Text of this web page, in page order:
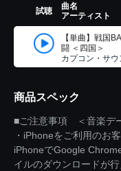
試聴
曲名
アーティスト
【単曲】戦国
闘 ＜四国＞
カプコン・サ
商品スペック
■ご注意事項 ＜音楽デ
・iPhoneをご利用のお
iPhoneでGoogle
イルのダウンロードが行